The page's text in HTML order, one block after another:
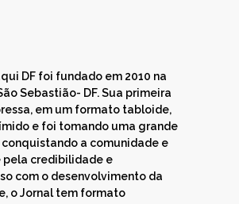
DF foi fundado em 2010 na
Sebastião- DF. Sua primeira
em um formato tabloide,
e foi tomando uma grande
a comunidade e
credibilidade e
com o desenvolvimento da
o Jornal tem formato